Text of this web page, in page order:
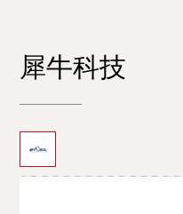
犀牛科技